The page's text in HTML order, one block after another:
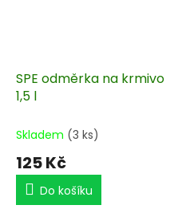
SPE odměrka na krmivo
1,5 l
Skladem (3 ks)
125 Kč
Do košíku